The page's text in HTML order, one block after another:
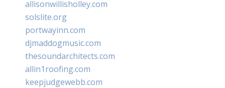
allisonwillisholley.com
solslite.org
portwayinn.com
djmaddogmusic.com
thesoundarchitects.com
allin1roofing.com
keepjudgewebb.com